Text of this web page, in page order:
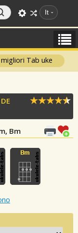
It
migliori Tab uke
Bm